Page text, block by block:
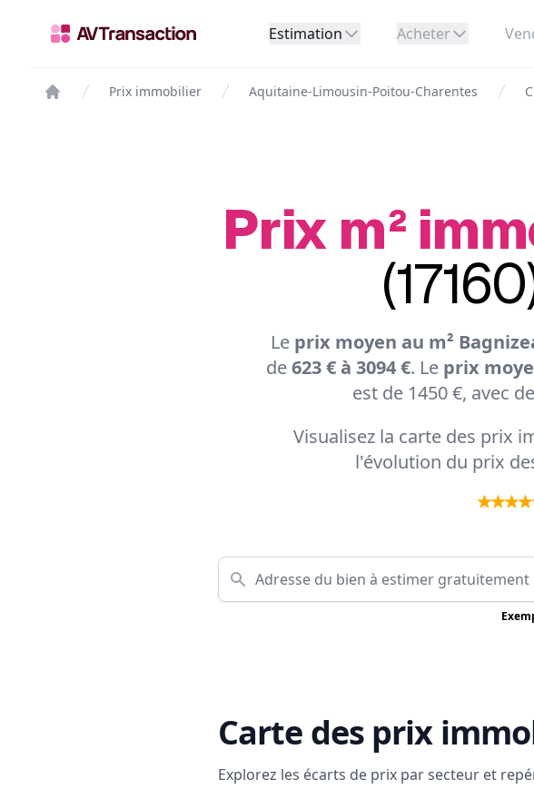
Estimation Acheter
Prix immobilier Aquitaine-Limousin-Poitou-Charentes
Prix m²
Le prix moyen au m²
de623 € à 3094 €. Le prix
est de 1450 €, avec
Visualisez la carte des prix
l'évolution du prix
Carte des prix
Explorez les écarts de prix par secteur et